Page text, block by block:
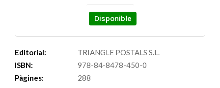
Disponible
Editorial:
TRIANGLE POSTALS S.L.
ISBN:
978-84-8478-450-0
Pàgines:
288